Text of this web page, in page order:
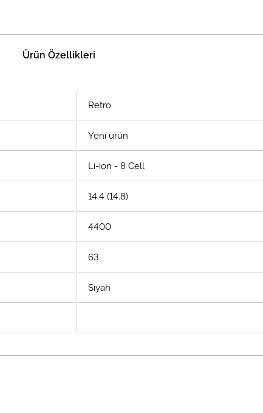
Ürün Özellikleri
Retro
Yeni ürün
Li-ion - 8 Cell
14.4 (14.8)
4400
63
Siyah